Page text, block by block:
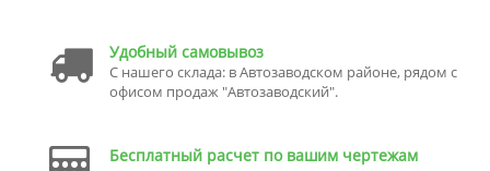
Удобный самовывоз
С нашего склада: в Автозаводском районе, рядом с
офисом продаж "Автозаводский".
Бесплатный расчет по вашим чертежам